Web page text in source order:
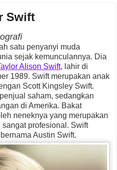
Swift
satu penyanyi muda
sejak kemunculannya. Dia
Alison Swift, lahir di
1989. Swift merupakan anak
Scott Kingsley Swift.
saham, sedangkan
di Amerika. Bakat
neneknya yang merupakan
profesional. Swift
Austin Swift.